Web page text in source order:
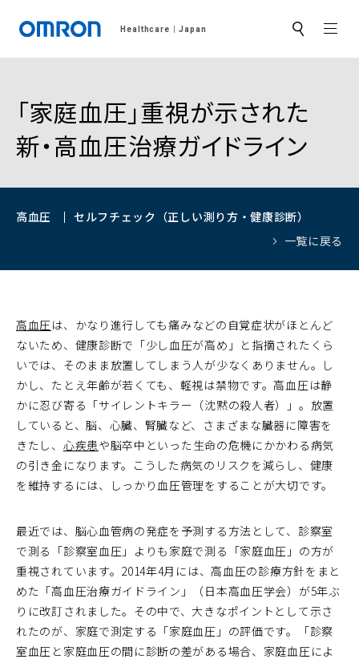
Healthcare Japan サ
ト
「家庭血圧」重視が示された
新・高血圧治療ガイドライン
高血圧
セルフチェック（正しい測り方・健康診断）
一覧に戻る
高血圧は、かなり進行しても痛みなどの自覚症状がほとんど
ないため、健康診断で「少し血圧が高め」と指摘されたくら
いでは、そのまま放置してしまう人が少なくありません。し
かし、たとえ年齢が若くても、軽視は禁物です。高血圧は静
かに忍び寄る「サイレントキラー（沈黙の殺人者）」。放置
していると、脳、心臓、腎臓など、さまざまな臓器に障害を
きたし、 心疾患や脳卒中といった生命の危機にかかわる病気
の引き金になります。こうした病気のリスクを減らし、健康
を維持するには、しっかり血圧管理をすることが大切です。
最近では、脳心血管病の発症を予測する方法として、診察室
で測る「診察室血圧」よりも家庭で測る「家庭血圧」の方が
重視されています。2014年4月には、高血圧の診療方針をまと
めた「高血圧治療ガイドライン」（日本高血圧学会）が5年ぶ
りに改訂されました。その中で、大きなポイントとして示さ
れたのが、家庭で測定する「家庭血圧」の評価です。「診察
室血圧と家庭血圧の間に診断の差がある場合、家庭血圧によ